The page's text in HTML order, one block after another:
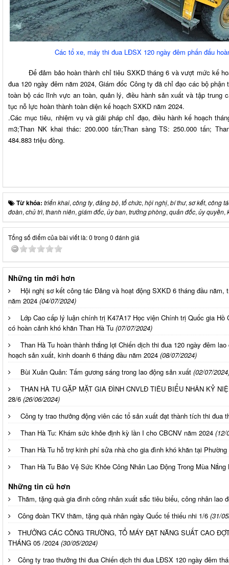
Các tổ xe, máy thi đua LĐSX 120 ngày đêm phấn đấu
Để đảm bảo hoàn thành chỉ tiêu SXKD tháng 6 và vượt mức kế
đua 120 ngày đêm năm 2024, Giám đốc Công ty đã chỉ đạo các bộ
toàn bộ các lĩnh vực an toàn, quản lý, điều hành sản xuất và tập trung
tục nỗ lực hoàn thành toàn diện kế hoạch SXKD năm 2024.
.Các mục tiêu, nhiệm vụ và giải pháp chỉ đạo, điều hành kế hoạch
m3;Than NK khai thác: 200.000 tấn;Than sàng TS: 250.000 tấn;
484.883 triệu đồng.
Từ khóa: triển khai, công ty, đảng bộ, tổ chức, hội nghị, bí thư, sơ kết, công
đoàn, chủ trì, thanh niên, giám đốc, ủy ban, trưởng phòng, quản đốc, ủy quyền,
Tổng số điểm của bài viết là: 0 trong 0 đánh giá
Những tin mới hơn
Hội nghị sơ kết công tác Đảng và hoạt động SXKD 6 tháng đầu năm,
năm 2024 (04/07/2024)
Lớp Cao cấp lý luận chính trị K47A17 Học viện Chính trị Quốc gia Hồ
có hoàn cảnh khó khăn Than Hà Tu (07/07/2024)
Than Hà Tu hoàn thành thắng lợi Chiến dịch thi đua 120 ngày đêm
hoạch sản xuất, kinh doanh 6 tháng đầu năm 2024 (08/07/2024)
Bùi Xuân Quân: Tấm gương sáng trong lao động sản xuất (02/07/
THAN HÀ TU GẶP MẶT GIA ĐÌNH CNVLĐ TIÊU BIỂU NHÂN KỶ
28/6 (26/06/2024)
Công ty trao thưởng động viên các tổ sản xuất đạt thành tích thi đua
Than Hà Tu: Khám sức khỏe định kỳ lần I cho CBCNV năm 2024 (12/
Than Hà Tu hỗ trợ kinh phí sửa nhà cho gia đình khó khăn tại Phường
Than Hà Tu Bảo Vệ Sức Khỏe Công Nhân Lao Động Trong Mùa Nắng
Những tin cũ hơn
Thăm, tặng quà gia đình công nhân xuất sắc tiêu biểu, công nhân lao
Công đoàn TKV thăm, tặng quà nhân ngày Quốc tế thiếu nhi 1/6 (31/
THƯỞNG CÁC CÔNG TRƯỜNG, TỔ MÁY ĐẠT NĂNG SUẤT CAO
THÁNG 05 /2024 (30/05/2024)
Công ty trao thưởng thi đua Chiến dịch thi đua LĐSX 120 ngày đêm